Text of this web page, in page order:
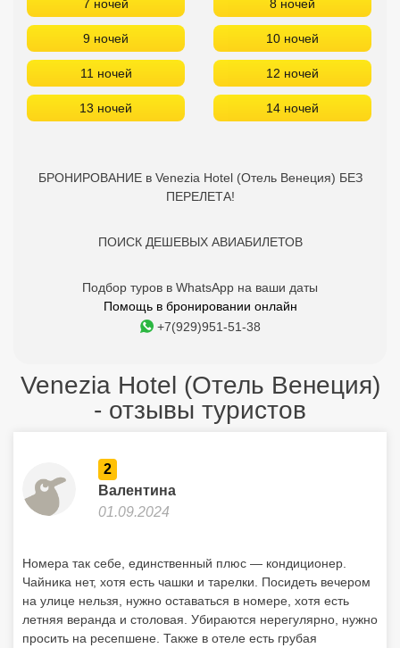
7 ночей 8 ночей
9 ночей 10 ночей
11 ночей 12 ночей
13 ночей 14 ночей
БРОНИРОВАНИЕ в Venezia Hotel (Отель Венеция) БЕЗ
ПЕРЕЛЕТА!
ПОИСК ДЕШЕВЫХ АВИАБИЛЕТОВ
Подбор туров в WhatsApp на ваши даты
Помощь в бронировании онлайн
+7(929)951-51-38
Venezia Hotel (Отель Венеция)
- отзывы туристов
2
Валентина
01.09.2024
Номера так себе, единственный плюс — кондиционер.
Чайника нет, хотя есть чашки и тарелки. Посидеть вечером
на улице нельзя, нужно оставаться в номере, хотя есть
летняя веранда и столовая. Убираются нерегулярно, нужно
просить на ресепшене. Также в отеле есть грубая